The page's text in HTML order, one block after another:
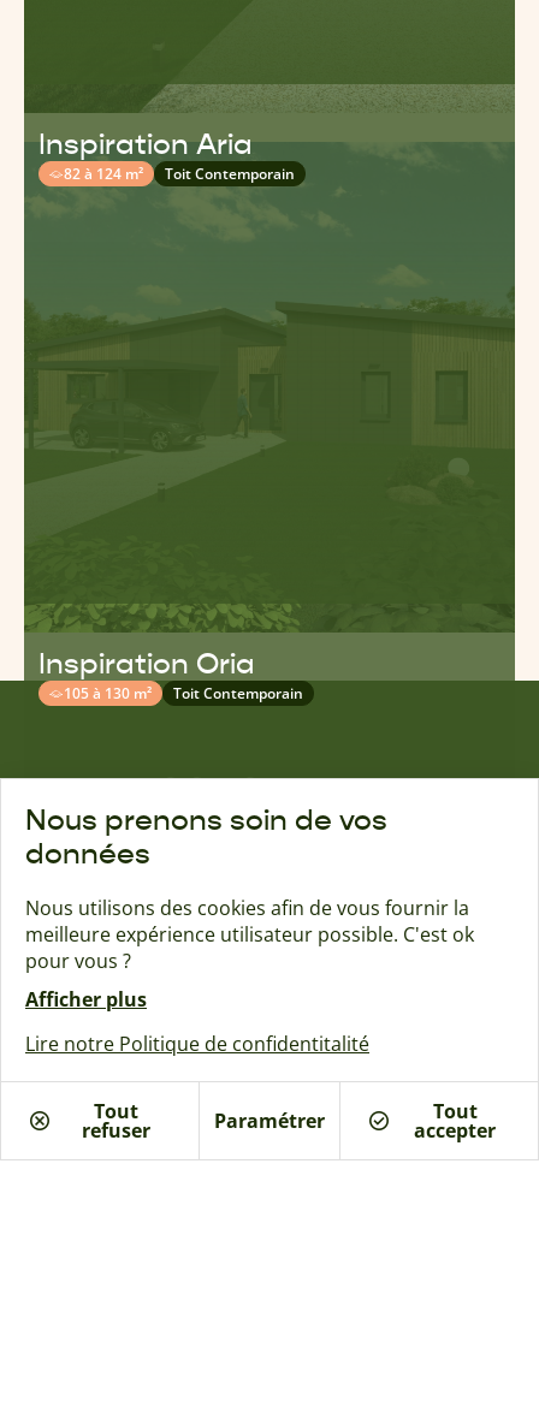
Inspiration Aria
82 à 124 m² Toit Contemporain
Inspiration Oria
105 à 130 m² Toit Contemporain
Je suis intéressé
Rejoignez la communauté Naturéa :
Nos offres
Guides & actualités
A propos
Nous prenons soin de vos
données
Nous utilisons des cookies afin de vous fournir la
meilleure expérience utilisateur possible. C'est ok
pour vous ?
Afficher plus
Lire notre Politique de confidentitalité
Tout
refuser Paramétrer Tout
accepter